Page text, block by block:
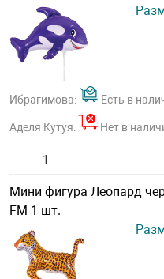
Ибрагимова: Есть в
Аделя Кутуя: Нет в
Мини фигура Леопард
FM 1 шт.